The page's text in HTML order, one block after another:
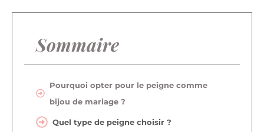
Sommaire
Pourquoi opter pour le peigne comme
bijou de mariage ?
Quel type de peigne choisir ?